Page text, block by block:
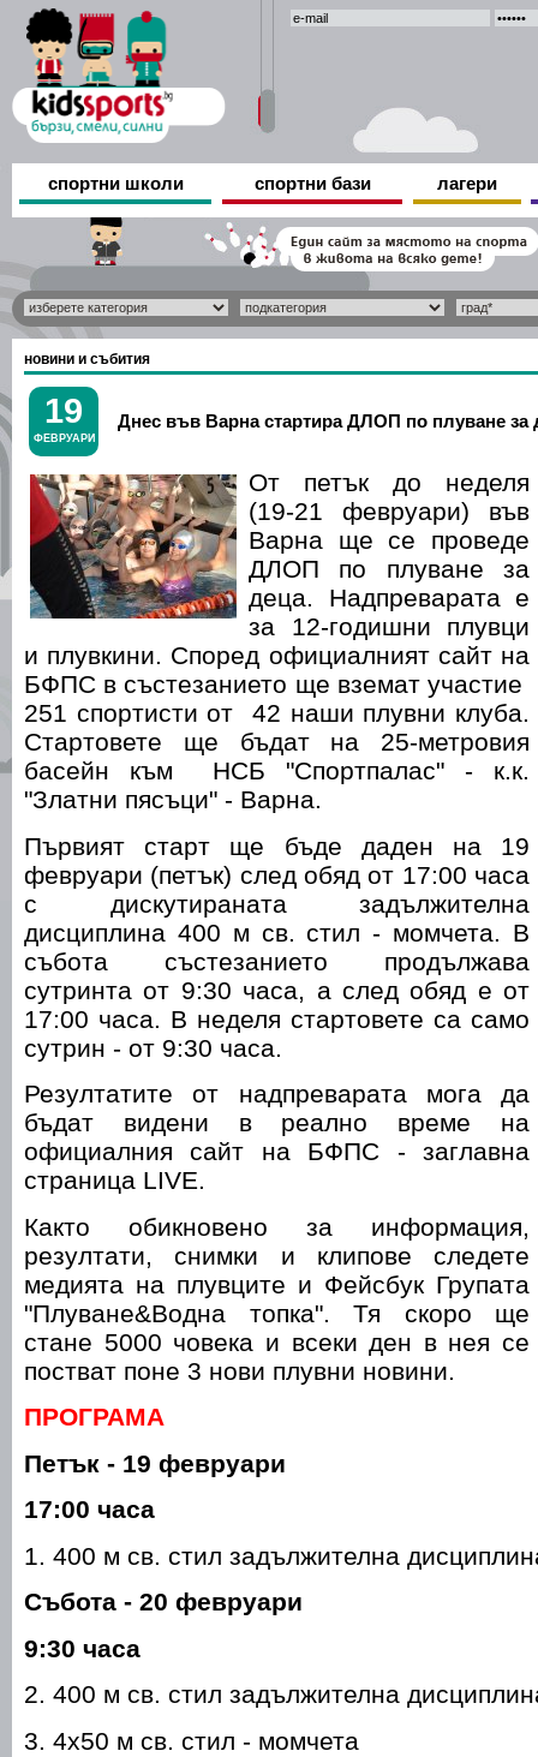
спортни школи спортни бази лагери
новини и събития
19
ФЕВРУАРИ
Днес във Варна стартира ДЛОП по плуване за
От петък до неделя
(19-21 февруари) във
Варна ще се проведе
ДЛОП по плуване за
деца. Надпреварата е
за 12-годишни плувци
и плувкини. Според официалният сайт на
БФПС в състезанието ще вземат участие
251 спортисти от 42 наши плувни клуба.
Стартовете ще бъдат на 25-метровия
басейн към НСБ "Спортпалас" - к.к.
"Златни пясъци" - Варна.
Първият старт ще бъде даден на 19
февруари (петък) след обяд от 17:00 часа
с дискутираната задължителна
дисциплина 400 м св. стил - момчета. В
събота състезанието продължава
сутринта от 9:30 часа, а след обяд е от
17:00 часа. В неделя стартовете са само
сутрин - от 9:30 часа.
Резултатите от надпреварата мога да
бъдат видени в реално време на
официалния сайт на БФПС - заглавна
страница LIVE.
Както обикновено за информация,
резултати, снимки и клипове следете
медията на плувците и Фейсбук Групата
"Плуване&Водна топка". Тя скоро ще
стане 5000 човека и всеки ден в нея се
постват поне 3 нови плувни новини.
ПРОГРАМА
Петък - 19 февруари
17:00 часа
1. 400 м св. стил задължителна
Събота - 20 февруари
9:30 часа
2. 400 м св. стил задължителна
3. 4х50 м св. стил - момчета